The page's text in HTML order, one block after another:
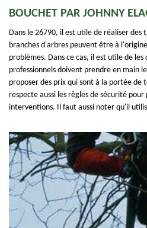
BOUCHET PAR JOHNNY
Dans le 26790, il est utile de réaliser des
branches d'arbres peuvent être à
problèmes. Dans ce cas, il est utile de
professionnels doivent prendre en main
proposer des prix qui sont à la portée de
respecte aussi les règles de sécurité
interventions. Il faut aussi noter qu'il